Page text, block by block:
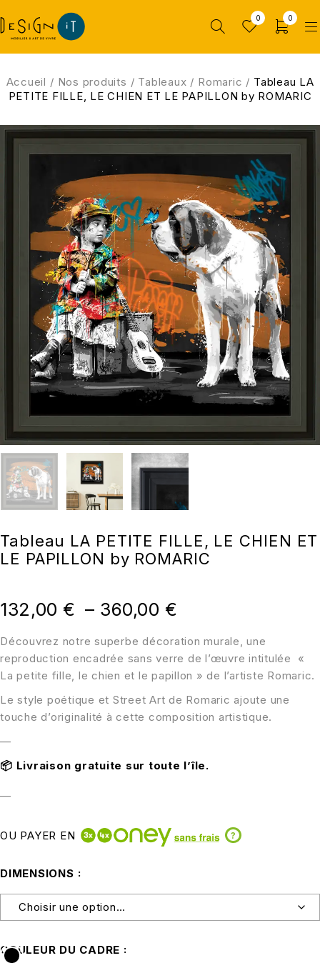
0 0
Accueil / Nos produits / Tableaux / Romaric / Tableau LA
PETITE FILLE, LE CHIEN ET LE PAPILLON by ROMARIC
Tableau LA PETITE FILLE, LE CHIEN ET
LE PAPILLON by ROMARIC
Découvrez notre superbe décoration murale, une
reproduction encadrée sans verre de l’œuvre intitulée «
La petite fille, le chien et le papillon » de l’artiste Romaric.
Le style poétique et Street Art de Romaric ajoute une
touche d’originalité à cette composition artistique.
—
📦 Livraison gratuite sur toute l’île.
—
132,00 € – 360,00 €
OU PAYER EN ?
DIMENSIONS
COULEUR DU CADRE